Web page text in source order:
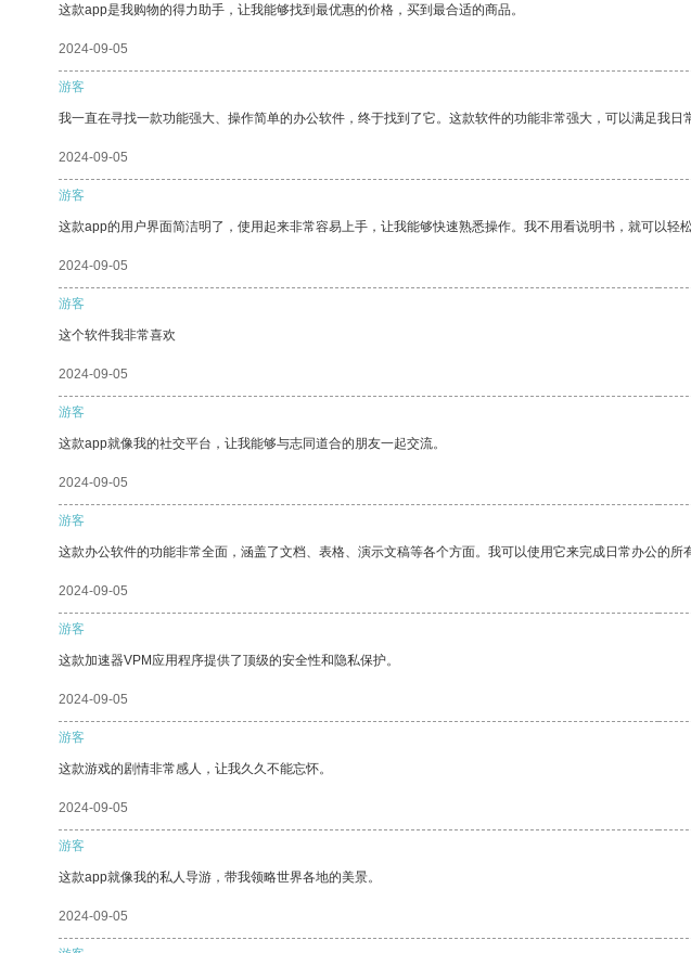
这款app是我购物的得力助手，让我能够找到最优惠的价格，买到最合适的商品。
2024-09-05
游客
我一直在寻找一款功能强大、操作简单的办公软件，终于找到了它。这款软件的功能非常强大，可以满足我日
2024-09-05
游客
这款app的用户界面简洁明了，使用起来非常容易上手，让我能够快速熟悉操作。我不用看说明书，就可以轻
2024-09-05
游客
这个软件我非常喜欢
2024-09-05
游客
这款app就像我的社交平台，让我能够与志同道合的朋友一起交流。
2024-09-05
游客
这款办公软件的功能非常全面，涵盖了文档、表格、演示文稿等各个方面。我可以使用它来完成日常办公的所
2024-09-05
游客
这款加速器VPM应用程序提供了顶级的安全性和隐私保护。
2024-09-05
游客
这款游戏的剧情非常感人，让我久久不能忘怀。
2024-09-05
游客
这款app就像我的私人导游，带我领略世界各地的美景。
2024-09-05